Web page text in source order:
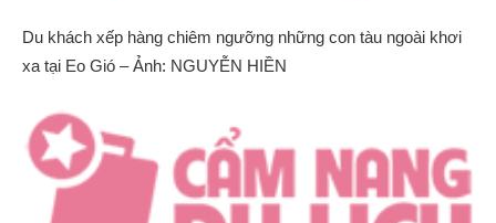
Du khách xếp hàng chiêm ngưỡng những con tàu ngoài khơi
xa tại Eo Gió – Ảnh: NGUYỄN HIỀN